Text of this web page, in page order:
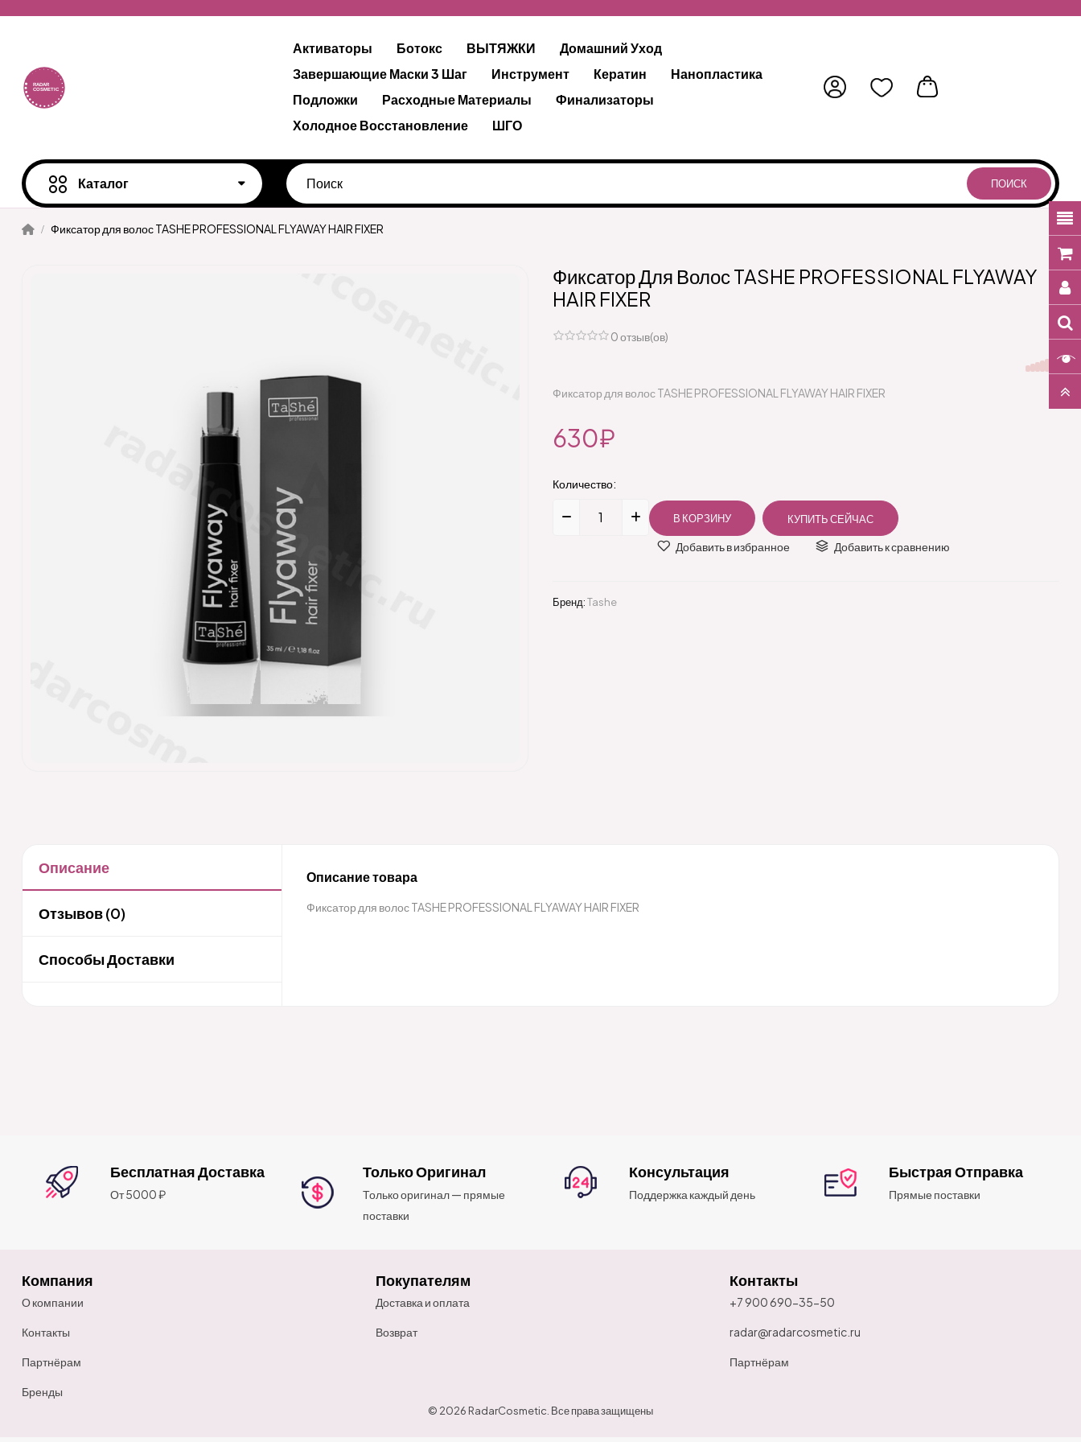
Активаторы Ботокс ВЫТЯЖКИ
Домашний Уход
Завершающие Маски 3 Шаг
Инструмент Кератин
Нанопластика
Подложки
Расходные Материалы
Финализаторы
Холодное Восстановление
ШГО
Каталог ПОИСК
Фиксатор для волос TASHE PROFESSIONAL FLYAWAY HAIR FIXER
Фиксатор Для Волос TASHE PROFESSIONAL FLYAWAY
HAIR FIXER
0 отзыв(ов)
Фиксатор для волос TASHE PROFESSIONAL FLYAWAY HAIR FIXER
630₽
Количество:
Добавить в избранное Добавить к сравнению
Бренд:Tashe
Описание
Отзывов (0)
Способы Доставки
Описание товара
Фиксатор для волос TASHE PROFESSIONAL FLYAWAY HAIR FIXER
Бесплатная Доставка
От 5000 ₽
Только Оригинал
Только оригинал — прямые
поставки
Консультация
Поддержка каждый день
Быстрая Отправка
Прямые поставки
Компания
О компании
Контакты
Партнёрам
Бренды
Покупателям
Доставка и оплата
Возврат
Контакты
+7 900 690-35-50
radar@radarcosmetic.ru
Партнёрам
© 2026 RadarCosmetic. Все права защищены